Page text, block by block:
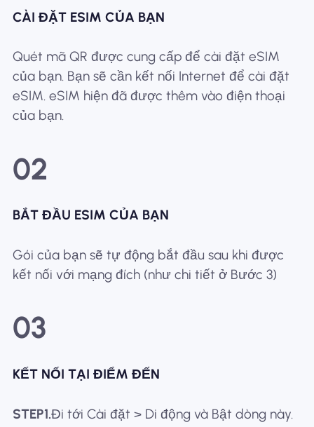
CÀI ĐẶT ESIM CỦA BẠN
Quét mã QR được cung cấp để cài đặt eSIM
của bạn. Bạn sẽ cần kết nối Internet để cài đặt
eSIM. eSIM hiện đã được thêm vào điện thoại
của bạn.
02
BẮT ĐẦU ESIM CỦA BẠN
Gói của bạn sẽ tự động bắt đầu sau khi được
kết nối với mạng đích (như chi tiết ở Bước 3)
03
KẾT NỐI TẠI ĐIỂM ĐẾN
STEP1.Đi tới Cài đặt > Di động và Bật dòng này.